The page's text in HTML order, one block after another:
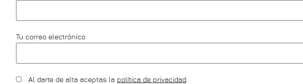
Tu correo electrónico
Al darte de alta aceptas la política de privacidad